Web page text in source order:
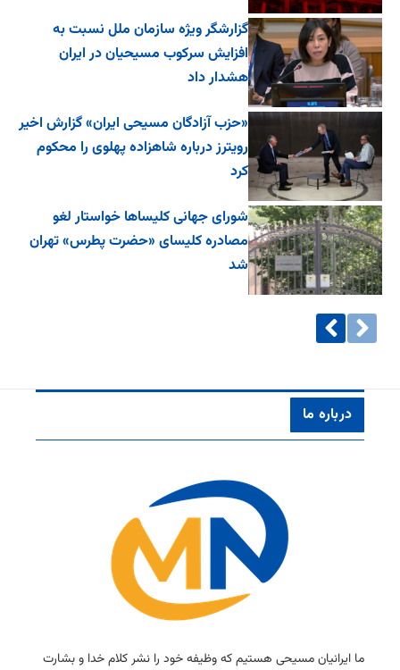
گزارشگر ویژه سازمان ملل نسبت به
افزایش سرکوب مسیحیان در ایران
هشدار داد
«حزب آزادگان مسیحی ایران» گزارش اخیر
رویترز درباره شاهزاده پهلوی را محکوم
کرد
شورای جهانی کلیساها خواستار لغو
مصادره کلیسای «حضرت پطرس» تهران
شد
درباره ما
ما ایرانیان مسیحی هستیم كه وظیفه خود را نشر كلام خدا و بشارت